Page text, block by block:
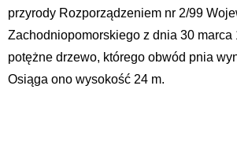
przyrody Rozporządzeniem nr 2/99
Zachodniopomorskiego z dnia 30 marca
potężne drzewo, którego obwód pnia
Osiąga ono wysokość 24 m.